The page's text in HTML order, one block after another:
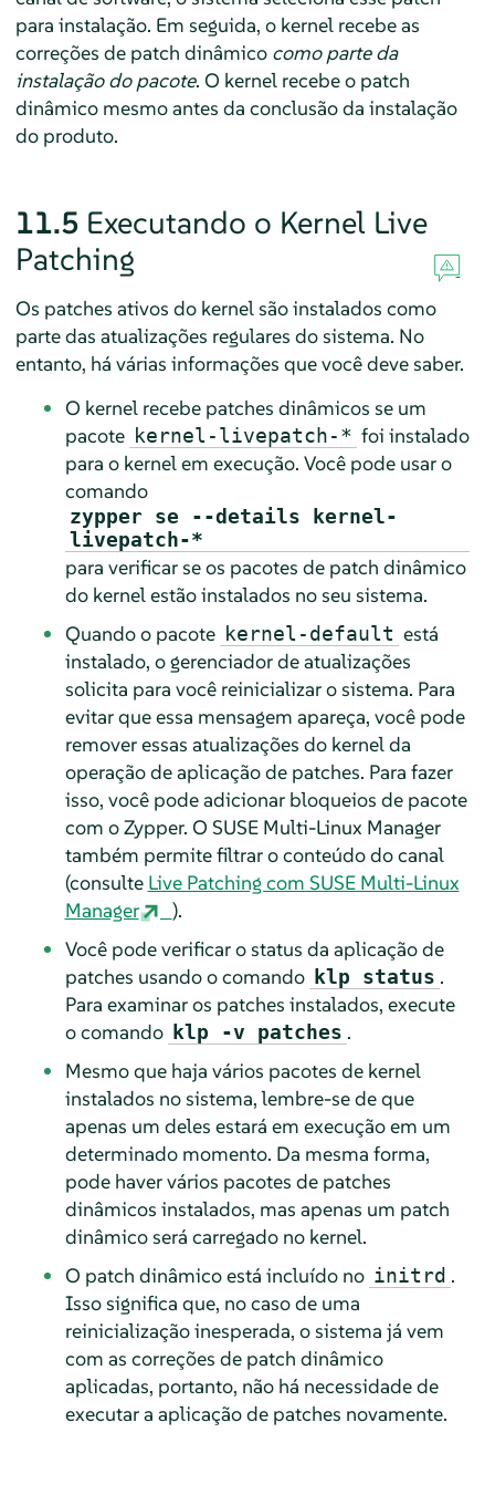
para instalação. Em seguida, o kernel recebe as
correções de patch dinâmico como parte da
instalação do pacote. O kernel recebe o patch
dinâmico mesmo antes da conclusão da instalação
do produto.
11.5 Executando o Kernel Live
Patching
Os patches ativos do kernel são instalados como
parte das atualizações regulares do sistema. No
entanto, há várias informações que você deve saber.
O kernel recebe patches dinâmicos se um
pacote kernel-livepatch-* foi instalado
para o kernel em execução. Você pode usar o
comando
zypper se --details kernel-
livepatch-*
para verificar se os pacotes de patch dinâmico
do kernel estão instalados no seu sistema.
Quando o pacote kernel-default está
instalado, o gerenciador de atualizações
solicita para você reinicializar o sistema. Para
evitar que essa mensagem apareça, você pode
remover essas atualizações do kernel da
operação de aplicação de patches. Para fazer
isso, você pode adicionar bloqueios de pacote
com o Zypper. O SUSE Multi-Linux Manager
também permite filtrar o conteúdo do canal
(consulte Live Patching com SUSE Multi-Linux
Manager
).
Você pode verificar o status da aplicação de
patches usando o comando klp status .
Para examinar os patches instalados, execute
o comando klp -v patches .
Mesmo que haja vários pacotes de kernel
instalados no sistema, lembre-se de que
apenas um deles estará em execução em um
determinado momento. Da mesma forma,
pode haver vários pacotes de patches
dinâmicos instalados, mas apenas um patch
dinâmico será carregado no kernel.
O patch dinâmico está incluído no initrd .
Isso significa que, no caso de uma
reinicialização inesperada, o sistema já vem
com as correções de patch dinâmico
aplicadas, portanto, não há necessidade de
executar a aplicação de patches novamente.